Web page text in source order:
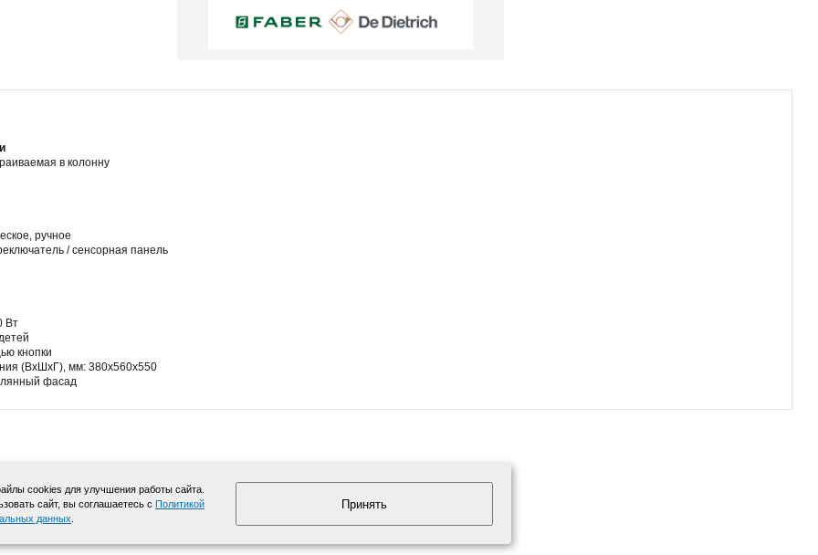
в колонну
ручное
/ сенсорная панель
Вт
кнопки
(ВхШхГ), мм: 380х560х550
фасад
cookies для улучшения работы сайта.
сайт, вы соглашаетесь с Политикой
данных
Принять